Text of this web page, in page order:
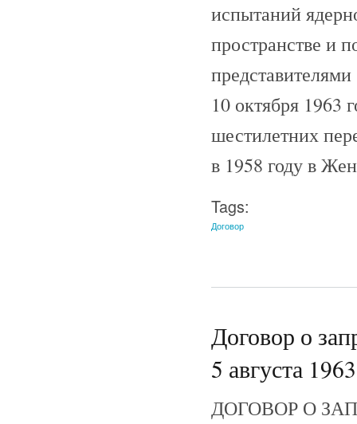
испытаний
пространстве и
10 октября 1963
шестилетних
в 1958 году в
Tags:
Договор
Договор о
5 августа
ДОГОВОР О